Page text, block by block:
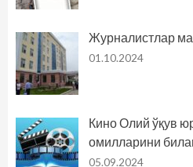
Журналистлар
01.10.2024
Кино Олий ўқув
омилларини
05.09.2024